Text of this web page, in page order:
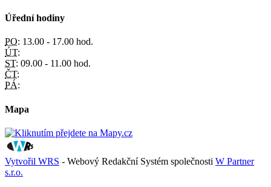
Úřední hodiny
PO: 13.00 - 17.00 hod.
ÚT:
ST: 09.00 - 11.00 hod.
ČT:
PÁ:
Mapa
Vytvořil WRS - Webový Redakční Systém společnosti W Partner
s.r.o.